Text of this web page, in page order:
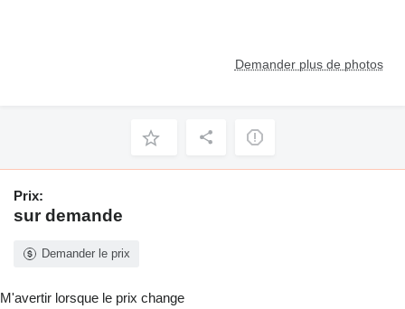
Demander plus de photos
Prix:
sur demande
Demander le prix
M'avertir lorsque le prix change